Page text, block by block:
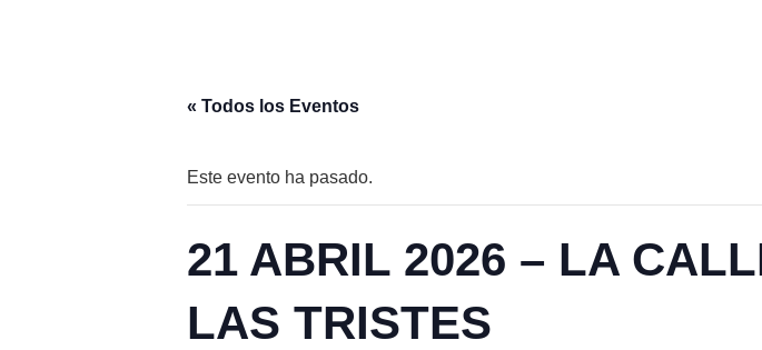
« Todos los Eventos
Este evento ha pasado.
21 ABRIL 2026 – LA
LAS TRISTES